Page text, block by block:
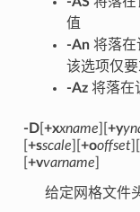
值
-An将落在
该选项仅
-Az将落在
-D[ +xxname +y
+sscale +ooffset][
+vvarname
给定网格文件